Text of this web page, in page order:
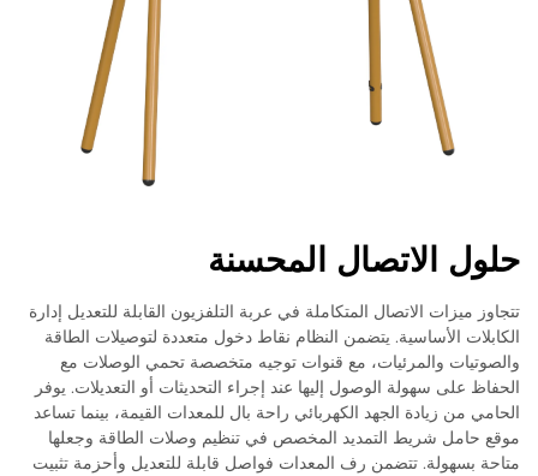
حلول الاتصال المحسنة
تتجاوز ميزات الاتصال المتكاملة في عربة التلفزيون القابلة للتعديل إدارة
الكابلات الأساسية. يتضمن النظام نقاط دخول متعددة لتوصيلات الطاقة
والصوتيات والمرئيات، مع قنوات توجيه متخصصة تحمي الوصلات مع
الحفاظ على سهولة الوصول إليها عند إجراء التحديثات أو التعديلات. يوفر
الحامي من زيادة الجهد الكهربائي راحة بال للمعدات القيمة، بينما تساعد
موقع حامل شريط التمديد المخصص في تنظيم وصلات الطاقة وجعلها
متاحة بسهولة. تتضمن رف المعدات فواصل قابلة للتعديل وأحزمة تثبيت